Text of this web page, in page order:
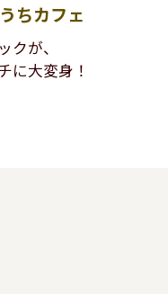
ちカフェ
クが、
に大変身！